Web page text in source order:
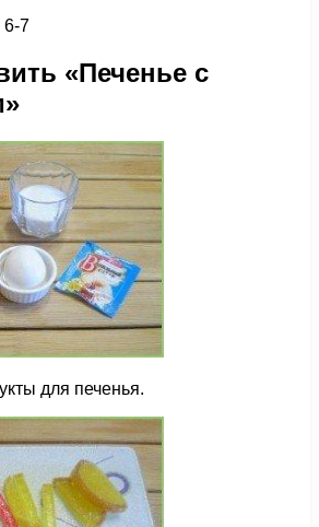
6-7
«Печенье с
для печенья.